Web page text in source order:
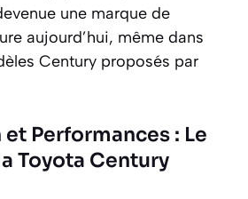
une marque de
aujourd’hui, même dans
Century proposés par
Performances : Le
Toyota Century